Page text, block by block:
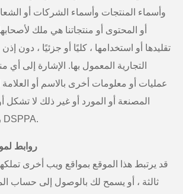
وأسماء المنتجات وأسماء الشركات أو
أو المحتوى أو منتجاتنا هي ملك
تقليدها أو استخدامها ، كليًا أو جزئيًا ، دون
التجارية المعمول بها. الإشارة إلى
عمليات أو معلومات أخرى بالاسم أو العلامة
المصنعة أو المورد أو غير ذلك لا تشكل
رعاية أو توصية من DSPPA.
روابط
قد يرتبط هذا الموقع بمواقع ويب أخرى
ثالثة ، أو يسمح لك بالوصول إلى حساب